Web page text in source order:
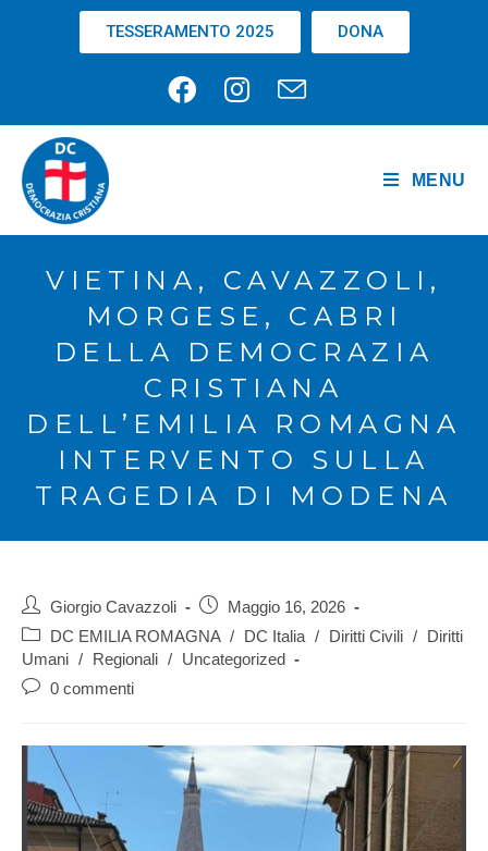
TESSERAMENTO 2025 DONA
MENU
VIETINA, CAVAZZOLI,
MORGESE, CABRI
DELLA DEMOCRAZIA
CRISTIANA
DELL’EMILIA ROMAGNA
INTERVENTO SULLA
TRAGEDIA DI MODENA
Giorgio Cavazzoli
Maggio 16, 2026
DC EMILIA ROMAGNA / DC Italia / Diritti Civili /
Diritti
Umani / Regionali /
Uncategorized
0 commenti